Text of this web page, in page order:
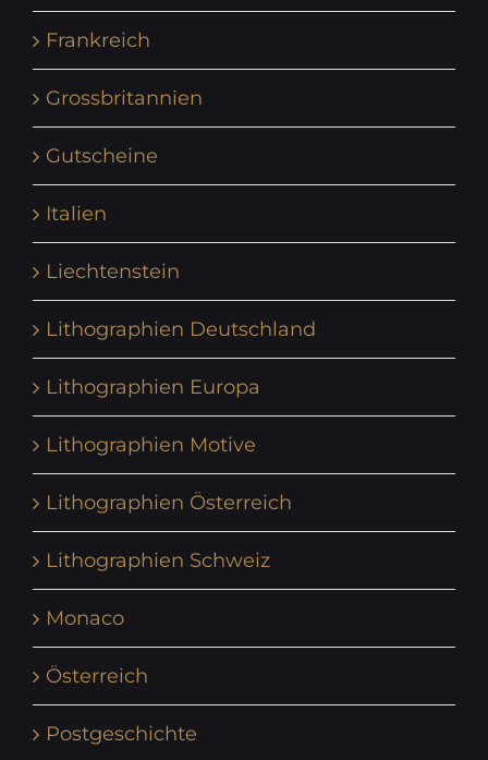
Frankreich
Grossbritannien
Gutscheine
Italien
Liechtenstein
Lithographien Deutschland
Lithographien Europa
Lithographien Motive
Lithographien Österreich
Lithographien Schweiz
Monaco
Österreich
Postgeschichte